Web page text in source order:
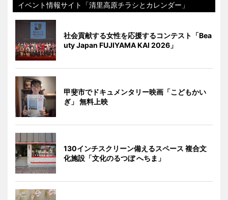
イベント情報サイト「清里高原チラシとカレンダー」
社会貢献する女性を応援するコンテスト「Bea
uty Japan FUJIYAMA KAI 2026」
甲斐市でドキュメンタリー映画「こどもかい
ぎ」 無料上映
130インチスクリーン備えるスペース 複合文
化施設「文化のるつぼ へちま」